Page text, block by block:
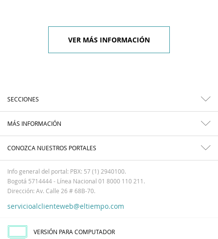
VER MÁS INFORMACIÓN
SECCIONES
MÁS INFORMACIÓN
CONOZCA NUESTROS PORTALES
Info general del portal: PBX: 57 (1) 2940100.
Bogotá 5714444 - Línea Nacional 01 8000 110 211.
Dirección: Av. Calle 26 # 68B-70.
servicioalclienteweb@eltiempo.com
VERSIÓN PARA COMPUTADOR